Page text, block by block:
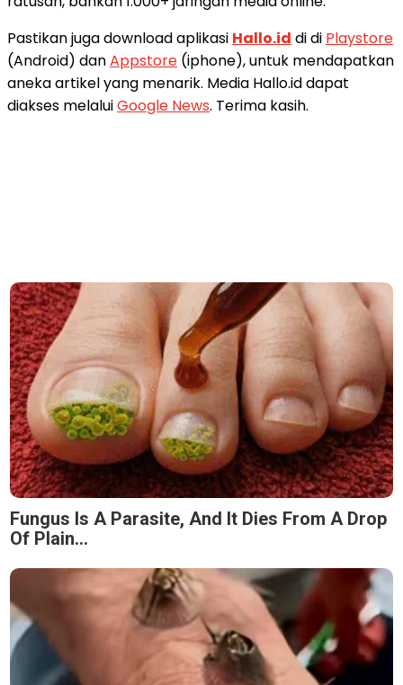
Pastikan juga download aplikasi Hallo.id di di Playstore
(Android) danAppstore (iphone), untuk mendapatkan
aneka artikel yang menarik. Media Hallo.id dapat
diakses melaluiGoogle News. Terima kasih.
Fungus Is A Parasite, And It Dies From A Drop
Of Plain...